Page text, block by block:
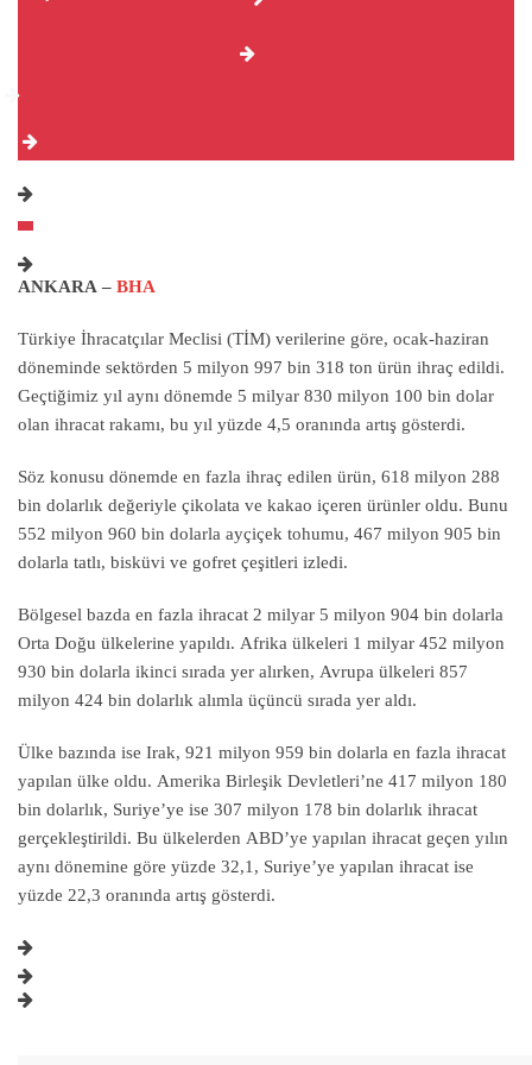
ANKARA – BHA
Türkiye İhracatçılar Meclisi (TİM) verilerine göre, ocak-haziran
döneminde sektörden 5 milyon 997 bin 318 ton ürün ihraç edildi.
Geçtiğimiz yıl aynı dönemde 5 milyar 830 milyon 100 bin dolar
olan ihracat rakamı, bu yıl yüzde 4,5 oranında artış gösterdi.
Söz konusu dönemde en fazla ihraç edilen ürün, 618 milyon 288
bin dolarlık değeriyle çikolata ve kakao içeren ürünler oldu. Bunu
552 milyon 960 bin dolarla ayçiçek tohumu, 467 milyon 905 bin
dolarla tatlı, bisküvi ve gofret çeşitleri izledi.
Bölgesel bazda en fazla ihracat 2 milyar 5 milyon 904 bin dolarla
Orta Doğu ülkelerine yapıldı. Afrika ülkeleri 1 milyar 452 milyon
930 bin dolarla ikinci sırada yer alırken, Avrupa ülkeleri 857
milyon 424 bin dolarlık alımla üçüncü sırada yer aldı.
Ülke bazında ise Irak, 921 milyon 959 bin dolarla en fazla ihracat
yapılan ülke oldu. Amerika Birleşik Devletleri’ne 417 milyon 180
bin dolarlık, Suriye’ye ise 307 milyon 178 bin dolarlık ihracat
gerçekleştirildi. Bu ülkelerden ABD’ye yapılan ihracat geçen yılın
aynı dönemine göre yüzde 32,1, Suriye’ye yapılan ihracat ise
yüzde 22,3 oranında artış gösterdi.